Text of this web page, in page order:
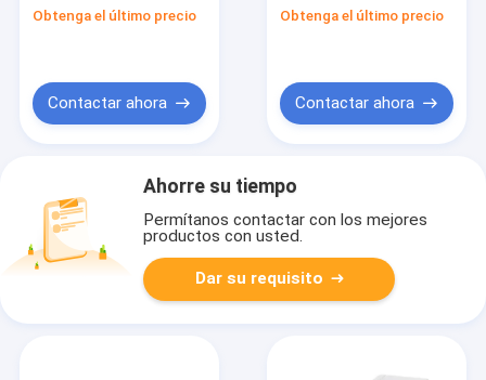
Etiqueta de etiqueta
etiqueta de FPC UHF
Obtenga el último precio
Contactar ahora
etiqueta de chip HF
Obtenga el último precio
Contactar ahora
Ahorre su tiempo
Permítanos contactar con los mejores
productos con usted.
Dar su requisito